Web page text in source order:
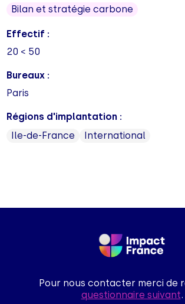
Bilan et stratégie carbone
Effectif :
20 < 50
Bureaux :
Paris
Régions d'implantation :
Ile-de-France
International
Pour nous contacter merci de
questionnaire suivant.